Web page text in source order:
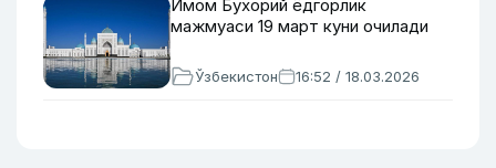
Имом Бухорий ёдгорлик
мажмуаси 19 март куни очилади
Ўзбекистон 16:52 / 18.03.2026